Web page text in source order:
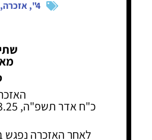
4"
,אזכרה
לאחר האזכרה נפגש